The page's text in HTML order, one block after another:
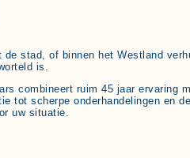
stad, of binnen het Westland
is.
combineert ruim 45 jaar ervaring
tot scherpe onderhandelingen en
uw situatie.